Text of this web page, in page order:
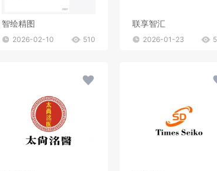
智绘精图
2026-02-10 510
联享智汇
2026-01-23